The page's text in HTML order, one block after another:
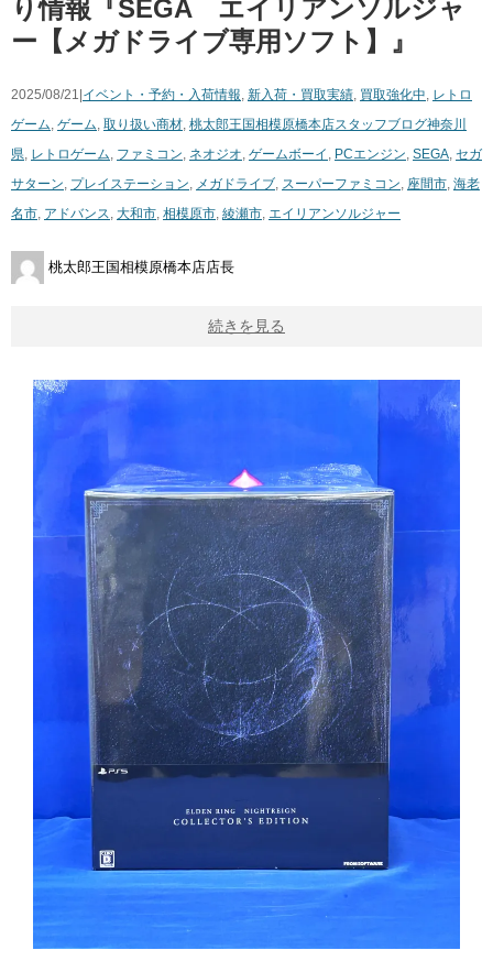
り情報『SEGA エイリアンソルジャ
ー【メガドライブ専用ソフト】』
2025/08/21|イベント・予約・入荷情報 新入荷・買取実績 買取強化中 レトロ
ゲーム ゲーム 取り扱い商材 桃太郎王国相模原橋本店スタッフブログ神奈川
県 レトロゲーム ファミコン ネオジオ ゲームボーイ PCエンジン SEGA セガ
サターン プレイステーション メガドライブ スーパーファミコン 座間市 海老
名市 アドバンス 大和市 相模原市 綾瀬市 エイリアンソルジャー
桃太郎王国相模原橋本店店長
続きを見る